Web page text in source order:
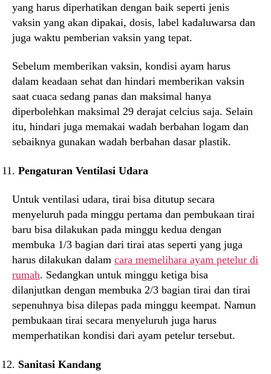
yang harus diperhatikan dengan baik seperti jenis
vaksin yang akan dipakai, dosis, label kadaluwarsa dan
juga waktu pemberian vaksin yang tepat.
Sebelum memberikan vaksin, kondisi ayam harus
dalam keadaan sehat dan hindari memberikan vaksin
saat cuaca sedang panas dan maksimal hanya
diperbolehkan maksimal 29 derajat celcius saja. Selain
itu, hindari juga memakai wadah berbahan logam dan
sebaiknya gunakan wadah berbahan dasar plastik.
Pengaturan Ventilasi Udara
Untuk ventilasi udara, tirai bisa ditutup secara
menyeluruh pada minggu pertama dan pembukaan tirai
baru bisa dilakukan pada minggu kedua dengan
membuka 1/3 bagian dari tirai atas seperti yang juga
harus dilakukan dalam cara memelihara ayam petelur di
rumah. Sedangkan untuk minggu ketiga bisa
dilanjutkan dengan membuka 2/3 bagian tirai dan tirai
sepenuhnya bisa dilepas pada minggu keempat. Namun
pembukaan tirai secara menyeluruh juga harus
memperhatikan kondisi dari ayam petelur tersebut.
Sanitasi Kandang